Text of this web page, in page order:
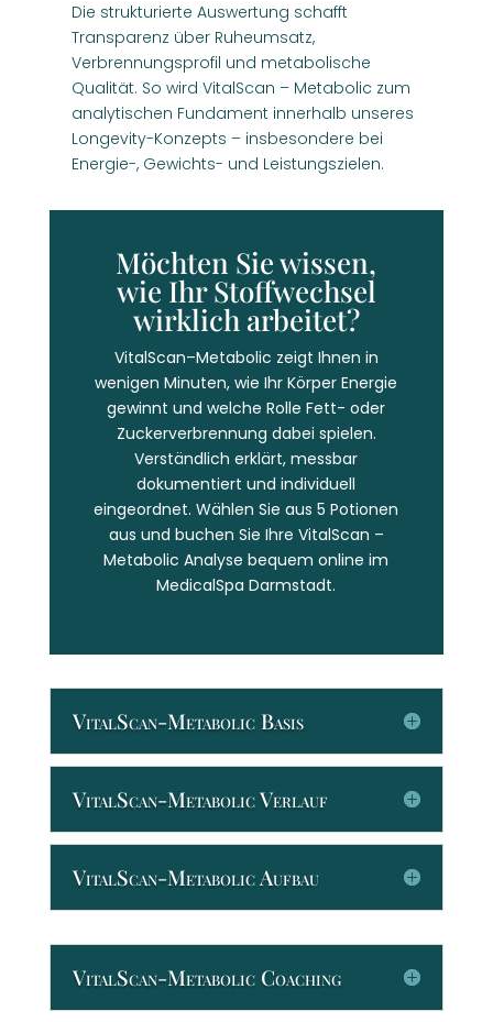
Die strukturierte Auswertung schafft
Transparenz über Ruheumsatz,
Verbrennungsprofil und metabolische
Qualität. So wird VitalScan – Metabolic zum
analytischen Fundament innerhalb unseres
Longevity-Konzepts – insbesondere bei
Energie-, Gewichts- und Leistungszielen.
Möchten Sie wissen,
wie Ihr Stoffwechsel
wirklich arbeitet?
VitalScan–Metabolic zeigt Ihnen in
wenigen Minuten, wie Ihr Körper Energie
gewinnt und welche Rolle Fett- oder
Zuckerverbrennung dabei spielen.
Verständlich erklärt, messbar
dokumentiert und individuell
eingeordnet. Wählen Sie aus 5 Potionen
aus und buchen Sie Ihre VitalScan –
Metabolic Analyse bequem online im
MedicalSpa Darmstadt.
VitalScan-Metabolic Basis
VitalScan-Metabolic Verlauf
VitalScan-Metabolic Aufbau
VitalScan-Metabolic Coaching